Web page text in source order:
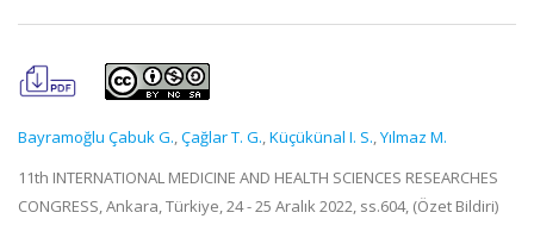
Bayramoğlu Çabuk G.,Çağlar T. G.,Küçükünal I. S.,Yılmaz M.
11th INTERNATIONAL MEDICINE AND HEALTH SCIENCES RESEARCHES
CONGRESS, Ankara, Türkiye, 24 - 25 Aralık 2022, ss.604, (Özet Bildiri)